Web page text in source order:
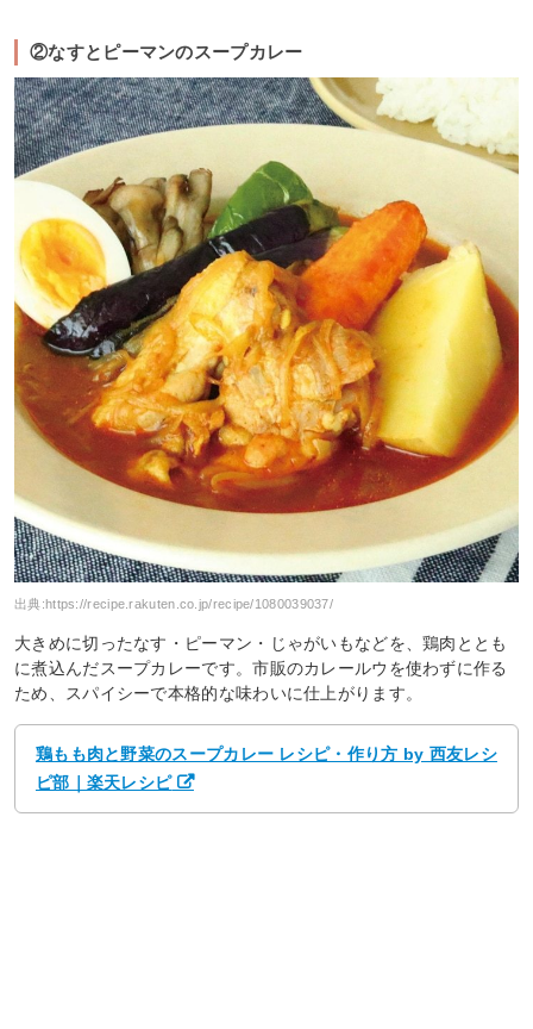
②なすとピーマンのスープカレー
出典:https://recipe.rakuten.co.jp/recipe/1080039037/
大きめに切ったなす・ピーマン・じゃがいもなどを、鶏肉ととも
に煮込んだスープカレーです。市販のカレールウを使わずに作る
ため、スパイシーで本格的な味わいに仕上がります。
鶏もも肉と野菜のスープカレー レシピ・作り方 by 西友レシ
ピ部｜楽天レシピ